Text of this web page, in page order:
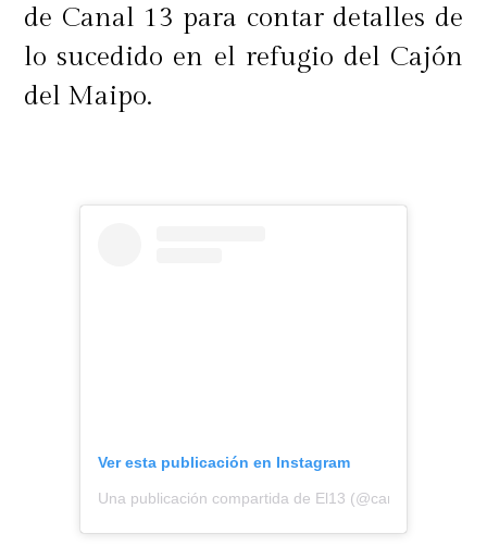
de Canal 13 para contar detalles de
lo sucedido en el refugio del Cajón
del Maipo.
Ver esta publicación en Instagram
Una publicación compartida de El13 (@canal13cl)